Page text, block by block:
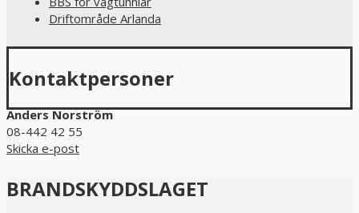
Driftområde Arlanda
Kontaktpersoner
Anders Norström
08-442 42 55
Skicka e-post
BRANDSKYDDSLAGET